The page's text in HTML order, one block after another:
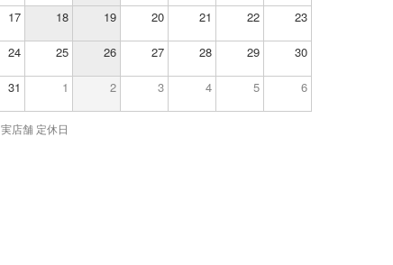
17 18 19 20 21 22 23
24 25 26 27 28 29 30
31 1 2 3 4 5 6
実店舗 定休日